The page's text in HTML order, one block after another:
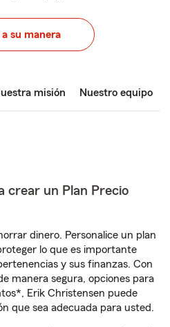
a su manera
misión Nuestro equipo
crear un Plan Precio
dinero. Personalice un plan
lo que es importante
y sus finanzas. Con
manera segura, opciones para
Erik Christensen puede
que sea adecuada para usted.